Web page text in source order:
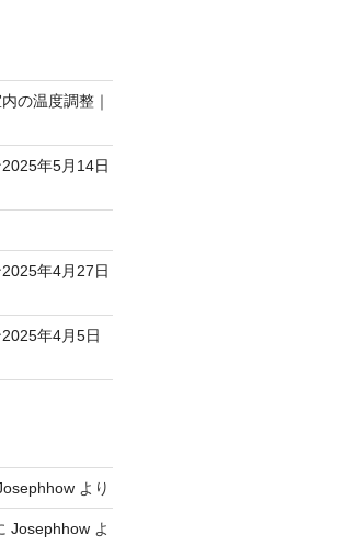
の温度調整｜
年5月14日
年4月27日
年4月5日
より
Josephhowよ